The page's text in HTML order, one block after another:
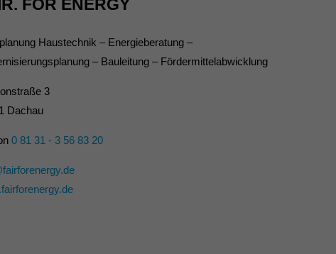
FOR ENERGY
Haustechnik – Energieberatung –
– Bauleitung – Fördermittelabwicklung
3
Dachau
0 81 31 - 3 56 83 20